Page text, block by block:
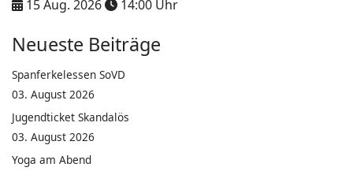
15 Aug. 2026
14:00 Uhr
Neueste Beiträge
Spanferkelessen SoVD
03. August 2026
Jugendticket Skandalös
03. August 2026
Yoga am Abend